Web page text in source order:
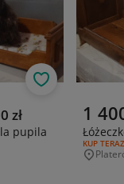
zł
pupila
Obserwuj
1
RODZAJ
KUP TERAZ